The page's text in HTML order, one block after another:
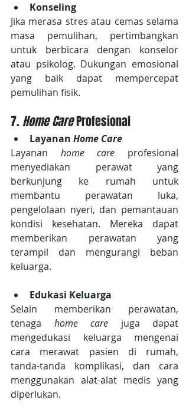
Konseling
Jika merasa stres atau cemas selama
masa pemulihan, pertimbangkan
untuk berbicara dengan konselor
atau psikolog. Dukungan emosional
yang baik dapat mempercepat
pemulihan fisik.
7. Home Care Profesional
Layanan Home Care
Layanan home care profesional
menyediakan perawat yang
berkunjung ke rumah untuk
membantu perawatan luka,
pengelolaan nyeri, dan pemantauan
kondisi kesehatan. Mereka dapat
memberikan perawatan yang
terampil dan mengurangi beban
keluarga.
Edukasi Keluarga
Selain memberikan perawatan,
tenaga home care juga dapat
mengedukasi keluarga mengenai
cara merawat pasien di rumah,
tanda-tanda komplikasi, dan cara
menggunakan alat-alat medis yang
diperlukan.